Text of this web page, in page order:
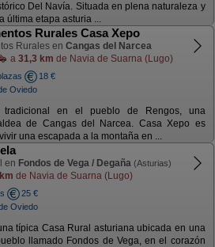
Del Navía. Situada en plena naturaleza y
última etapa asturia ...
Rurales Casa Xepo
Rurales en Cangas del Narcea
a 31,3 km de Navia de Suarna (Lugo)
18 €
Oviedo
tradicional en el pueblo de Rengos, una
de Cangas del Narcea. Casa Xepo es
una escapada a la montaña en ...
en Fondos de Vega / Degaña (Asturias)
de Navia de Suarna (Lugo)
25 €
Oviedo
típica Casa Rural asturiana ubicada en una
llamado Fondos de Vega, en el corazón